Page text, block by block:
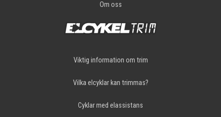
Om oss
Viktig information om trim
Vilka elcyklar kan trimmas?
Cyklar med elassistans